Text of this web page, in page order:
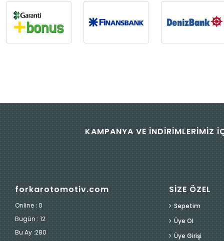
KAMPANYA VE İNDİRİMLERİMİZ
forkarotomotiv.com
Online : 0
Bugün : 12
Bu Ay :280
SİZE ÖZEL
Sepetim
Üye Ol
Üye Girişi